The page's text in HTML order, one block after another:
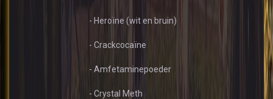
- Heroïne (wit en bruin)
- Crackcocaïne
- Amfetaminepoeder
- Crystal Meth